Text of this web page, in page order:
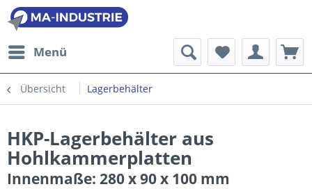
Menü
Übersicht Lagerbehälter
HKP-Lagerbehälter aus
Hohlkammerplatten
Innenmaße: 280 x 90 x 100 mm